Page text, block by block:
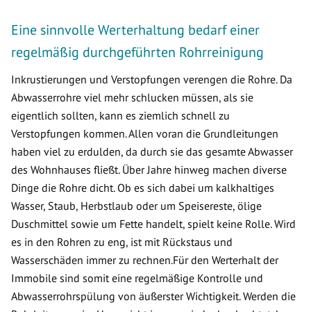
Eine sinnvolle Werterhaltung bedarf einer
regelmäßig durchgeführten Rohrreinigung
Inkrustierungen und Verstopfungen verengen die Rohre. Da
Abwasserrohre viel mehr schlucken müssen, als sie
eigentlich sollten, kann es ziemlich schnell zu
Verstopfungen kommen. Allen voran die Grundleitungen
haben viel zu erdulden, da durch sie das gesamte Abwasser
des Wohnhauses fließt. Über Jahre hinweg machen diverse
Dinge die Rohre dicht. Ob es sich dabei um kalkhaltiges
Wasser, Staub, Herbstlaub oder um Speisereste, ölige
Duschmittel sowie um Fette handelt, spielt keine Rolle. Wird
es in den Rohren zu eng, ist mit Rückstaus und
Wasserschäden immer zu rechnen.Für den Werterhalt der
Immobile sind somit eine regelmäßige Kontrolle und
Abwasserrohrspülung von äußerster Wichtigkeit. Werden die